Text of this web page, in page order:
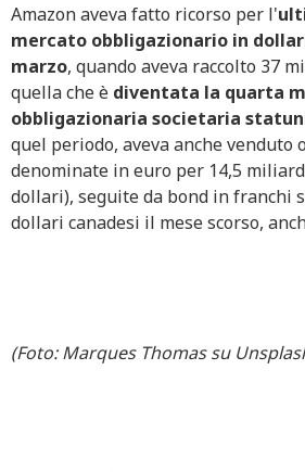
Amazon aveva fatto ricorso per l'
mercato obbligazionario in
marzo, quando aveva raccolto 37
quella che è diventata la quarta
obbligazionaria societaria
quel periodo, aveva anche venduto
denominate in euro per 14,5
dollari), seguite da bond in franchi
dollari canadesi il mese scorso,
(Foto: Marques Thomas su